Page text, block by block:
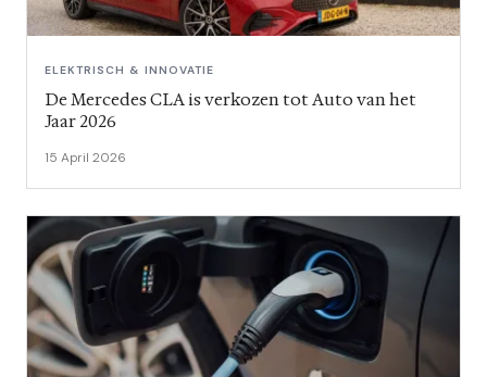
ELEKTRISCH & INNOVATIE
De Mercedes CLA is verkozen tot Auto van het
Jaar 2026
15 April 2026